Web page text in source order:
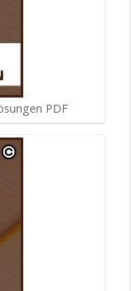
PDF